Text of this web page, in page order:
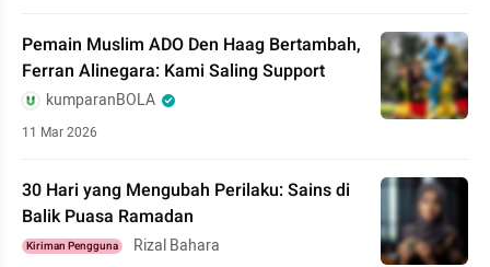
Pemain Muslim ADO Den Haag Bertambah,
Ferran Alinegara: Kami Saling Support
kumparanBOLA
11 Mar 2026
30 Hari yang Mengubah Perilaku: Sains di
Balik Puasa Ramadan
Kiriman Pengguna Rizal Bahara